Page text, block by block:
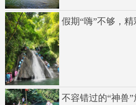
假期“嗨”不够，
不容错过的“神兽